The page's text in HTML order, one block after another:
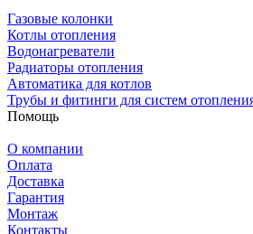
Газовые колонки
Котлы отопления
Водонагреватели
Радиаторы отопления
Автоматика для котлов
Трубы и фитинги для систем
Помощь
О компании
Оплата
Доставка
Гарантия
Монтаж
Контакты